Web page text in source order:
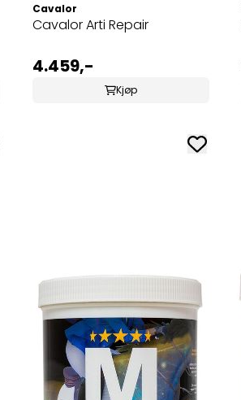
Cavalor
Cavalor Arti Repair
4.459,-
Kjøp